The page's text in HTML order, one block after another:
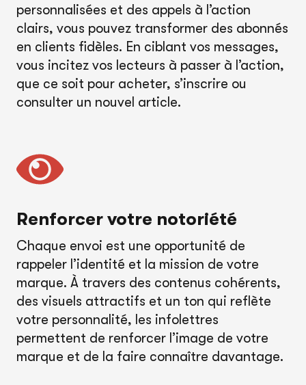
personnalisées et des appels à l’action
clairs, vous pouvez transformer des abonnés
en clients fidèles. En ciblant vos messages,
vous incitez vos lecteurs à passer à l’action,
que ce soit pour acheter, s’inscrire ou
consulter un nouvel article.
Renforcer votre notoriété
Chaque envoi est une opportunité de
rappeler l’identité et la mission de votre
marque. À travers des contenus cohérents,
des visuels attractifs et un ton qui reflète
votre personnalité, les infolettres
permettent de renforcer l’image de votre
marque et de la faire connaître davantage.